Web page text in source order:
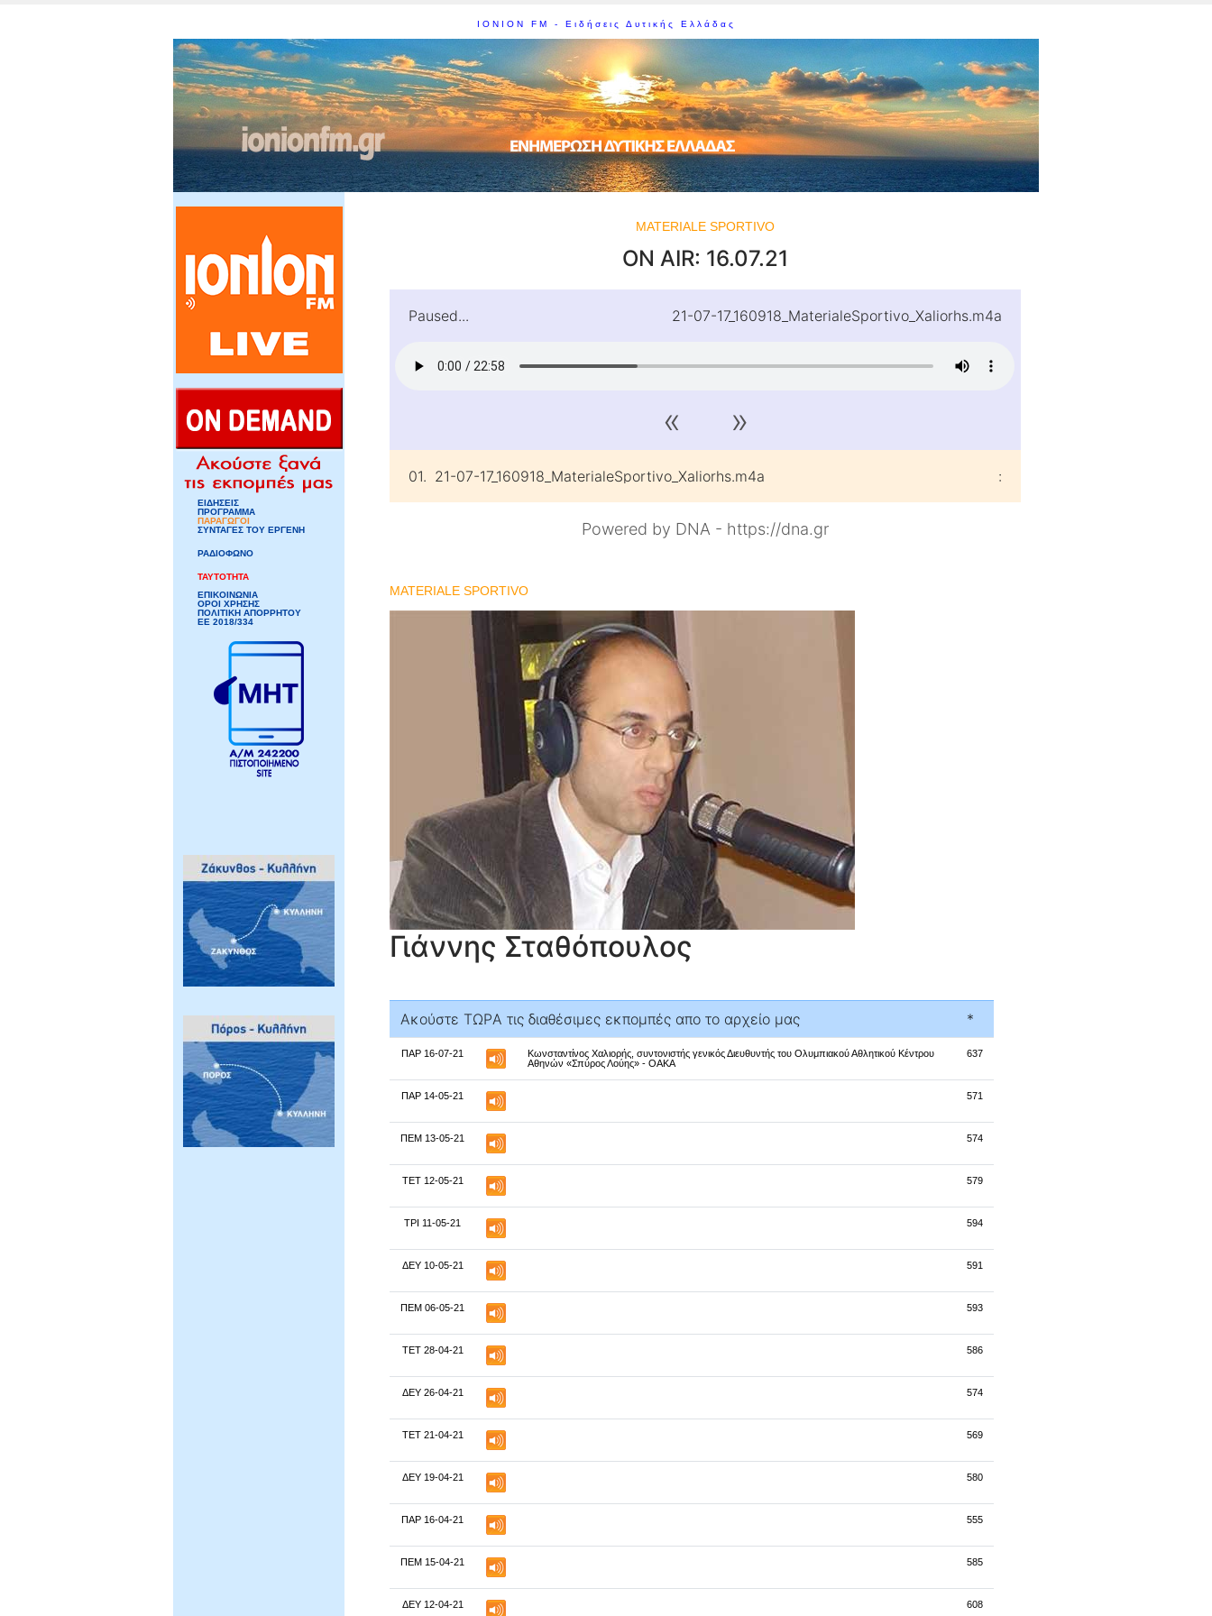
IONION FM - Ειδήσεις Δυτικής Ελλάδας
ΕΙΔΗΣΕΙΣ
ΠΡΟΓΡΑΜΜΑ
ΠΑΡΑΓΩΓΟΙ
ΣΥΝΤΑΓΕΣ ΤΟΥ ΕΡΓΕΝΗ
ΡΑΔΙΟΦΩΝΟ
ΤΑΥΤΟΤΗΤΑ
ΕΠΙΚΟΙΝΩΝΙΑ
ΟΡΟΙ ΧΡΗΣΗΣ
ΠΟΛΙΤΙΚΗ ΑΠΟΡΡΗΤΟΥ
ΕΕ 2018/334
MATERIALE SPORTIVO
ON AIR: 16.07.21
Paused... 21-07-17_160918_MaterialeSportivo_Xaliorhs.m4a
« »
01. 21-07-17_160918_MaterialeSportivo_Xaliorhs.m4a :
Powered by DNA - https://dna.gr
MATERIALE SPORTIVO
Γιάννης Σταθόπουλος
Aκούστε ΤΩΡA τις διαθέσιμες εκπομπές απο το αρχείο μας *
ΠΑΡ 16-07-21
Κωνσταντίνος Χαλιορής, συντονιστής γενικός Διευθυντής του Ολυμπιακού Αθλητικού Κέντρου
Αθηνών «Σπύρος Λούης» - ΟΑΚΑ
637
ΠΑΡ 14-05-21 571
ΠΕΜ 13-05-21 574
ΤΕΤ 12-05-21 579
ΤΡΙ 11-05-21 594
ΔΕΥ 10-05-21 591
ΠΕΜ 06-05-21 593
ΤΕΤ 28-04-21 586
ΔΕΥ 26-04-21 574
ΤΕΤ 21-04-21 569
ΔΕΥ 19-04-21 580
ΠΑΡ 16-04-21 555
ΠΕΜ 15-04-21 585
ΔΕΥ 12-04-21 608